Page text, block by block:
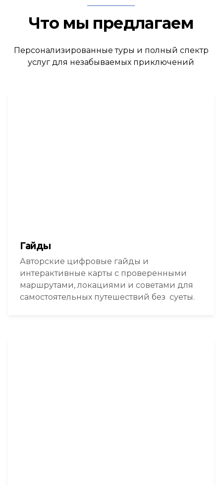
Что мы предлагаем
Персонализированные туры и полный спектр
услуг для незабываемых приключений
Гайды
Авторские цифровые гайды и
интерактивные карты с проверенными
маршрутами, локациями и советами для
самостоятельных путешествий без суеты.